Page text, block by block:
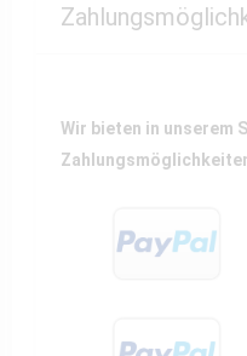
Wir bieten in unserem